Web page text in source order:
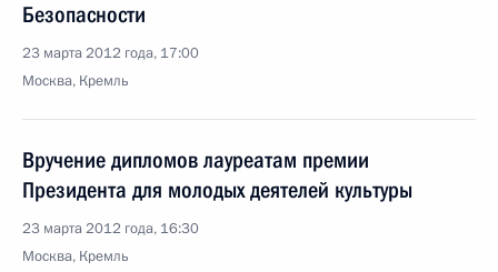
Безопасности
23 марта 2012 года, 17:00
Москва, Кремль
Вручение дипломов лауреатам премии
Президента для молодых деятелей культуры
23 марта 2012 года, 16:30
Москва, Кремль